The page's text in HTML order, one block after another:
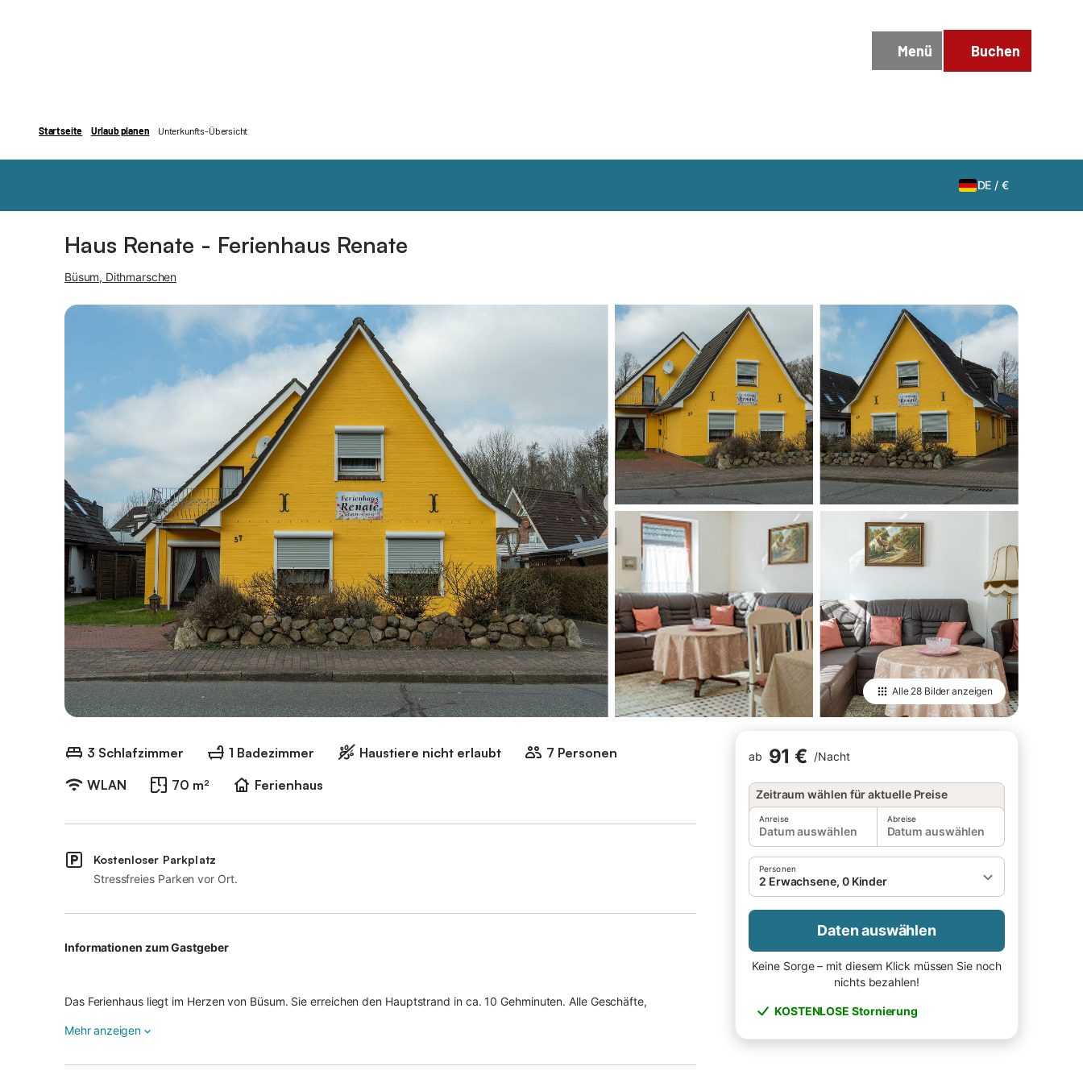
DE /€
Haus Renate - Ferienhaus Renate
Büsum, Dithmarschen
Alle 28 Bilderanzeigen
3 Schlafzimmer 1 Badezimmer Haustiere nicht erlaubt
7 Personen
WLAN
70 m² Ferienhaus
ab 91 € /Nacht
Zeitraum wählen für aktuelle Preise
Anreise
Datum auswählen
Abreise
Datum auswählen
Personen
2 Erwachsene, 0 Kinder
Daten auswählen
Keine Sorge – mit diesem Klick müssen Sie noch
nichts bezahlen!
KOSTENLOSE Stornierung
Kostenloser Parkplatz
Stressfreies Parken vor Ort.
Informationen zum Gastgeber
Das Ferienhaus liegt im Herzen von Büsum. Sie erreichen den Hauptstrand in ca. 10 Gehminuten. Alle Geschäfte,
angeschlossenen Kur- und Physiotherapiezentrum "Physiomar" und dem Wochenmarkt, der in der Hauptsaison jeden
Mehr anzeigen